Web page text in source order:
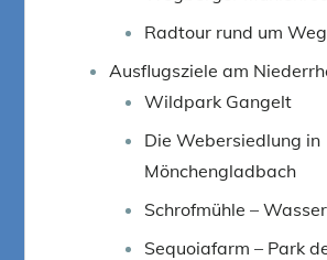
Radtour rund um
Ausflugsziele am
Wildpark Gangelt
Die Webersiedlung in
Mönchengladbach
Schrofmühle –
Sequoiafarm – Park